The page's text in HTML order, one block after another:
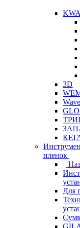
3D
пленок
Для